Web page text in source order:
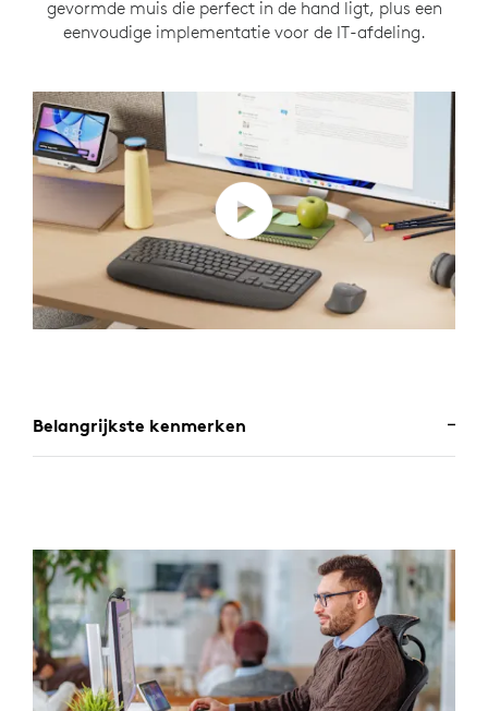
gevormde muis die perfect in de hand ligt, plus een
eenvoudige implementatie voor de IT-afdeling.
Belangrijkste kenmerken